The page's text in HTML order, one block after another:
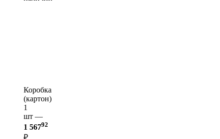
Коробка
(картон)
1
шт —
1 56792
₽